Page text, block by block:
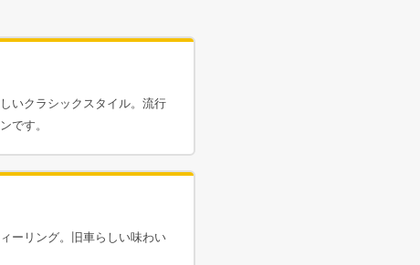
いクラシックスタイル。流行
です。
ーリング。旧車らしい味わい